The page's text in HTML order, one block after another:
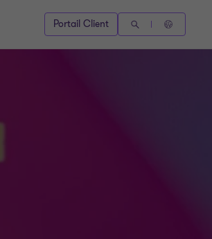
Portail Client